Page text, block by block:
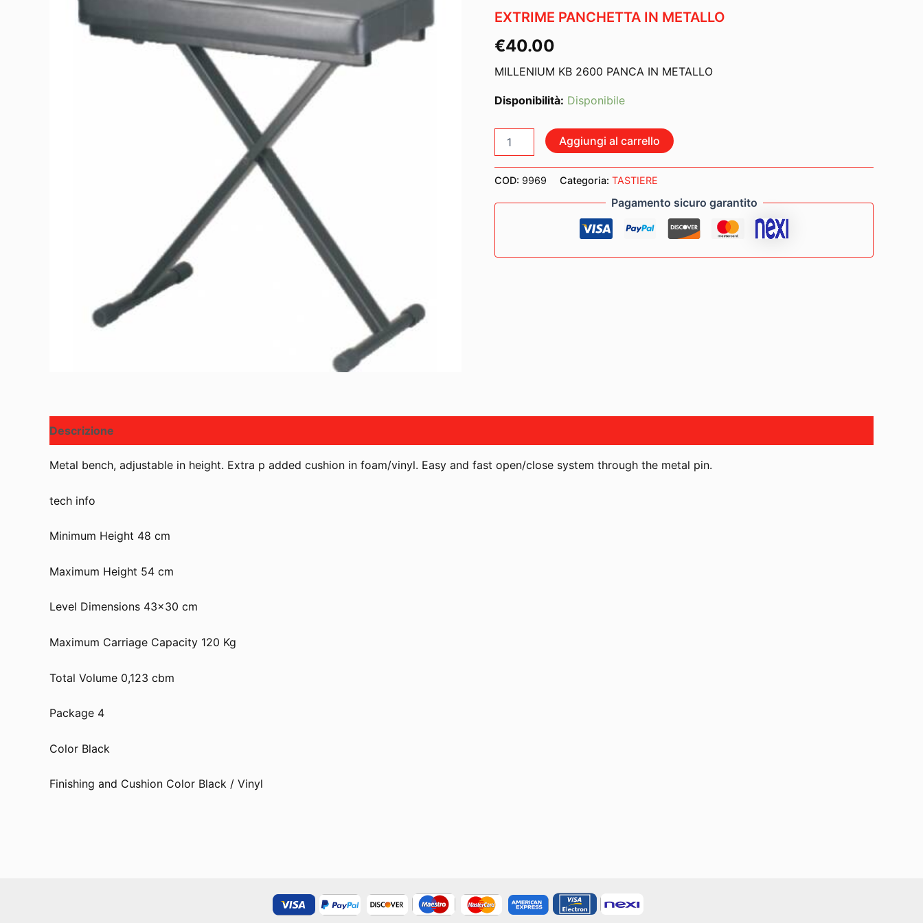
EXTRIME PANCHETTA IN METALLO
€40.00
MILLENIUM KB 2600 PANCA IN METALLO
Disponibilità: Disponibile
PANCHETTA
METALLO
Aggiungi al carrello
COD: 9969 Categoria: TASTIERE
Pagamento sicuro garantito
Descrizione
Metal bench, adjustable in height. Extra p added cushion in foam/vinyl. Easy and fast open/close system through the metal pin.
tech info
Minimum Height 48 cm
Maximum Height 54 cm
Level Dimensions 43×30 cm
Maximum Carriage Capacity 120 Kg
Total Volume 0,123 cbm
Package 4
Color Black
Finishing and Cushion Color Black / Vinyl